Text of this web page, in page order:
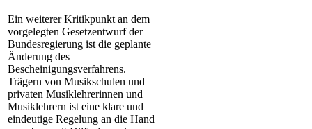
Ein weiterer Kritikpunkt an dem
vorgelegten Gesetzentwurf der
Bundesregierung ist die geplante
Änderung des
Bescheinigungsverfahrens.
Trägern von Musikschulen und
privaten Musiklehrerinnen und
Musiklehrern ist eine klare und
eindeutige Regelung an die Hand